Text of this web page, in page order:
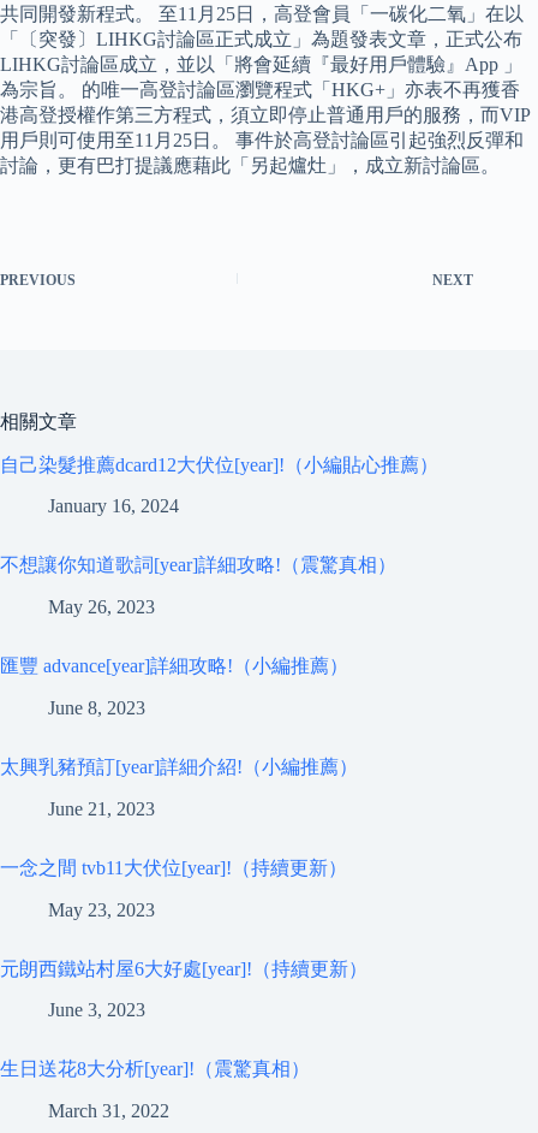
共同開發新程式。 至11月25日，高登會員「一碳化二氧」在以
「〔突發〕LIHKG討論區正式成立」為題發表文章，正式公布
LIHKG討論區成立，並以「將會延續『最好用戶體驗』App 」
為宗旨。 的唯一高登討論區瀏覽程式「HKG+」亦表不再獲香
港高登授權作第三方程式，須立即停止普通用戶的服務，而VIP
用戶則可使用至11月25日。 事件於高登討論區引起強烈反彈和
討論，更有巴打提議應藉此「另起爐灶」，成立新討論區。
PREVIOUS NEXT
相關文章
自己染髮推薦dcard12大伏位[year]!（小編貼心推薦）
January 16, 2024
不想讓你知道歌詞[year]詳細攻略!（震驚真相）
May 26, 2023
匯豐 advance[year]詳細攻略!（小編推薦）
June 8, 2023
太興乳豬預訂[year]詳細介紹!（小編推薦）
June 21, 2023
一念之間 tvb11大伏位[year]!（持續更新）
May 23, 2023
元朗西鐵站村屋6大好處[year]!（持續更新）
June 3, 2023
生日送花8大分析[year]!（震驚真相）
March 31, 2022